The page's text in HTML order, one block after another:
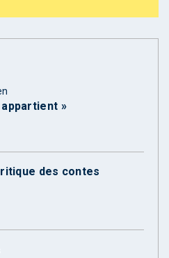
»
des contes